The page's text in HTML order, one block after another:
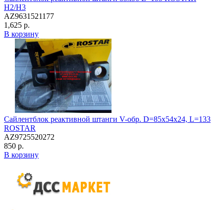
H2/H3
AZ9631521177
1,625 р.
В корзину
Сайлентблок реактивной штанги V-обр. D=85x54x24, L=133
ROSTAR
AZ9725520272
850 р.
В корзину